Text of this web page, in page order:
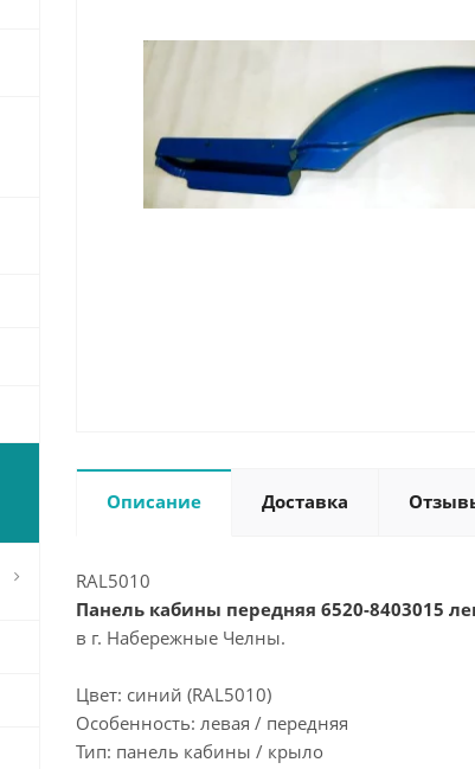
Описание Доставка
RAL5010
Панель кабины передняя 6520-8403015
в г. Набережные Челны.
Цвет: синий (RAL5010)
Особенность: левая / передняя
Тип: панель кабины / крыло